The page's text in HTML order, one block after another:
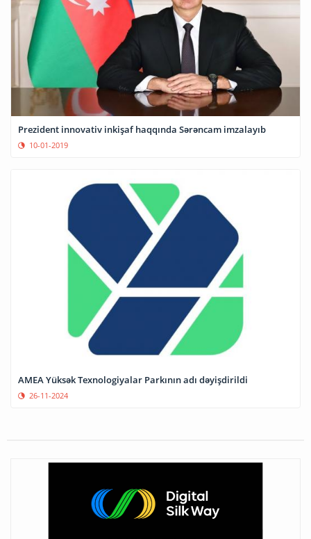
Prezident innovativ inkişaf haqqında Sərəncam imzalayıb
10-01-2019
AMEA Yüksək Texnologiyalar Parkının adı dəyişdirildi
26-11-2024